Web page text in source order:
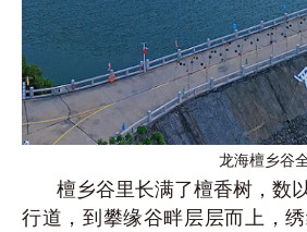
龙海檀乡谷
檀乡谷里长满了檀香树，数
行道，到攀缘谷畔层层而上，